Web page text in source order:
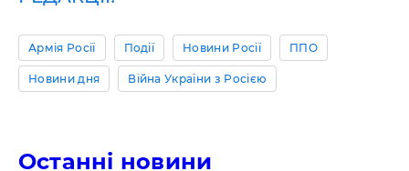
Армія Росії Події Новини Росії ППО
Новини дня Війна України з Росією
Останні новини